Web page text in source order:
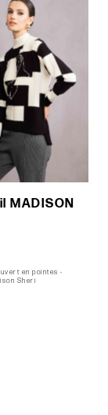
MADISON